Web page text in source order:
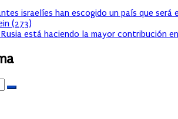
israelíes han escogido un país que será
(273)
está haciendo la mayor contribución